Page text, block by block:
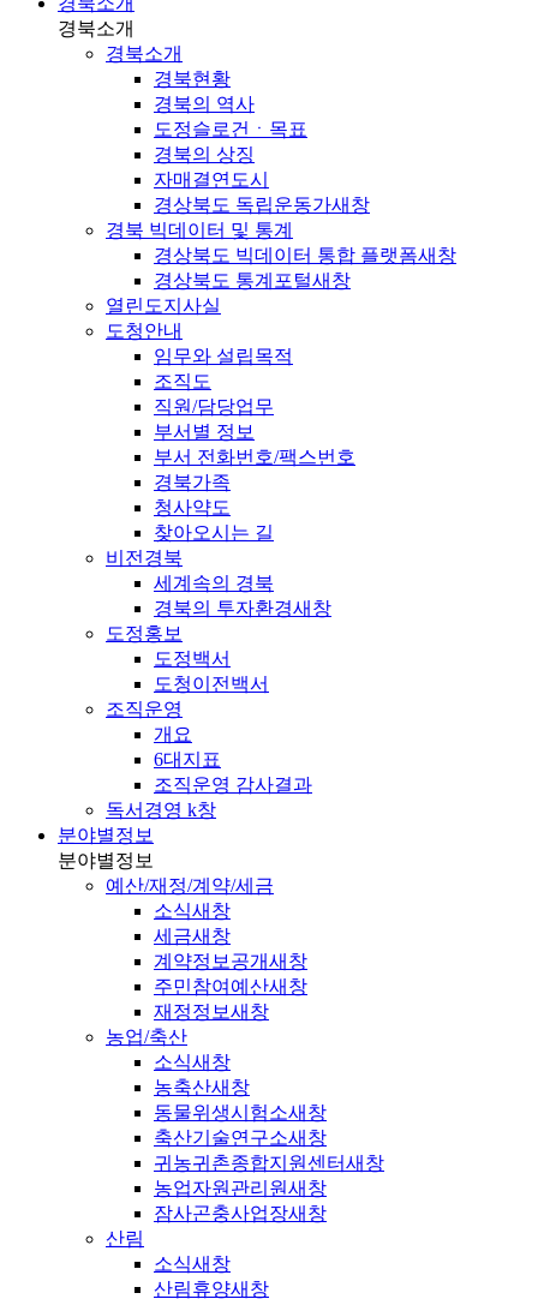
경북소개
경북소개
경북현황
경북의 역사
도정슬로건ㆍ목표
경북의 상징
자매결연도시
경상북도 독립운동가새창
경북 빅데이터 및 통계
경상북도 빅데이터 통합 플랫폼새창
경상북도 통계포털새창
열린도지사실
도청안내
임무와 설립목적
조직도
직원/담당업무
부서별 정보
부서 전화번호/팩스번호
경북가족
청사약도
찾아오시는 길
비전경북
세계속의 경북
경북의 투자환경새창
도정홍보
도정백서
도청이전백서
조직운영
개요
6대지표
조직운영 감사결과
독서경영 k창
분야별정보
분야별정보
예산/재정/계약/세금
소식새창
세금새창
계약정보공개새창
주민참여예산새창
재정정보새창
농업/축산
소식새창
농축산새창
동물위생시험소새창
축산기술연구소새창
귀농귀촌종합지원센터새창
농업자원관리원새창
잠사곤충사업장새창
산림
소식새창
산림휴양새창